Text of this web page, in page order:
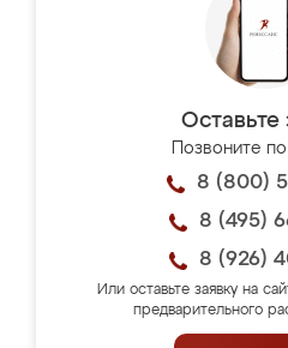
Оставьте
Позвоните
8 (800)
8 (495)
8 (926)
Или оставьте заявку на
предварительного